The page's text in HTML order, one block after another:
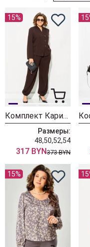
15%
Комплект Карина Делюкс 1458 коричневый
Размеры:
48,50,52,54
317 BYN373 BYN
15%